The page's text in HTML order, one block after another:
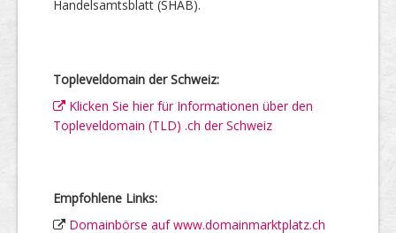
Handelsamtsblatt (SHAB).
Topleveldomain der Schweiz:
Klicken Sie hier für Informationen über den
Topleveldomain (TLD) .ch der Schweiz
Empfohlene Links:
Domainbörse auf www.domainmarktplatz.ch